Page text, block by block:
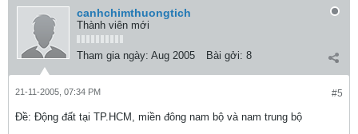
canhchimthuongtich
Thành viên mới
Tham gia ngày: Aug 2005 Bài gởi: 8
#5
21-11-2005, 07:34 PM
Ðề: Động đất tại TP.HCM, miền đông nam bộ và nam trung bộ